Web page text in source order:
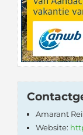
Amarant
Website: